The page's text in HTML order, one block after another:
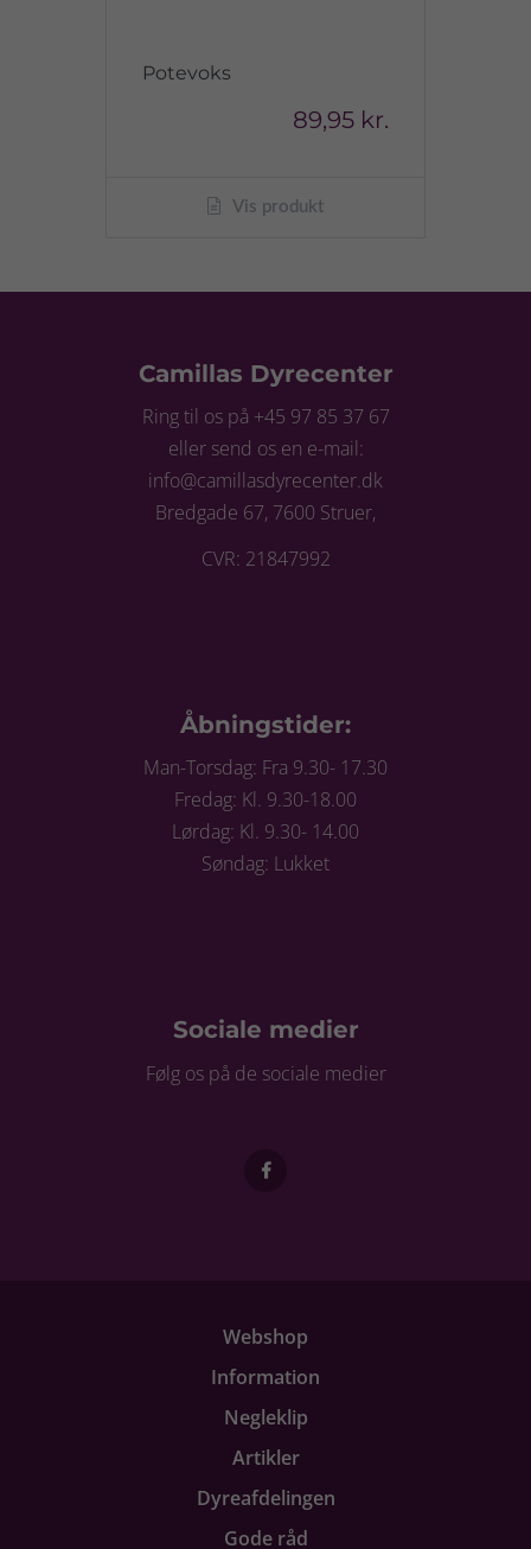
Potevoks
89,95 kr.
Vis produkt
Camillas Dyrecenter
Ring til os på +45 97 85 37 67
eller send os en e-mail:
info@camillasdyrecenter.dk
Bredgade 67, 7600 Struer,
CVR: 21847992
Åbningstider:
Man-Torsdag: Fra 9.30- 17.30
Fredag: Kl. 9.30-18.00
Lørdag: Kl. 9.30- 14.00
Søndag: Lukket
Sociale medier
Følg os på de sociale medier
Webshop
Information
Negleklip
Artikler
Dyreafdelingen
Gode råd